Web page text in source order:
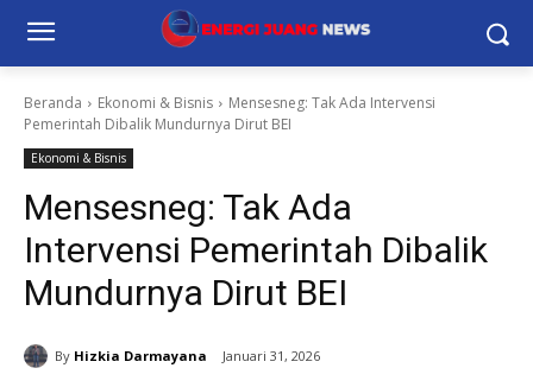
Beranda Ekonomi & Bisnis
Mensesneg: Tak Ada Intervensi
Pemerintah Dibalik Mundurnya Dirut BEI
Ekonomi & Bisnis
Mensesneg: Tak Ada
Intervensi Pemerintah Dibalik
Mundurnya Dirut BEI
By Hizkia Darmayana Januari 31, 2026